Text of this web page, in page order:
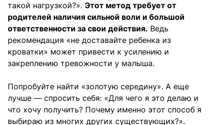
такой нагрузкой?». Этот метод требует от
родителей наличия сильной воли и большой
ответственности за свои действия. Ведь
рекомендация «не доставайте ребенка из
кроватки» может привести к усилению и
закреплению тревожности у малыша.
Попробуйте найти «золотую середину». А еще
лучше — спросить себя: «Для чего я это делаю и
что хочу получить? Почему именно этот способ я
выбираю из многих других существующих?».